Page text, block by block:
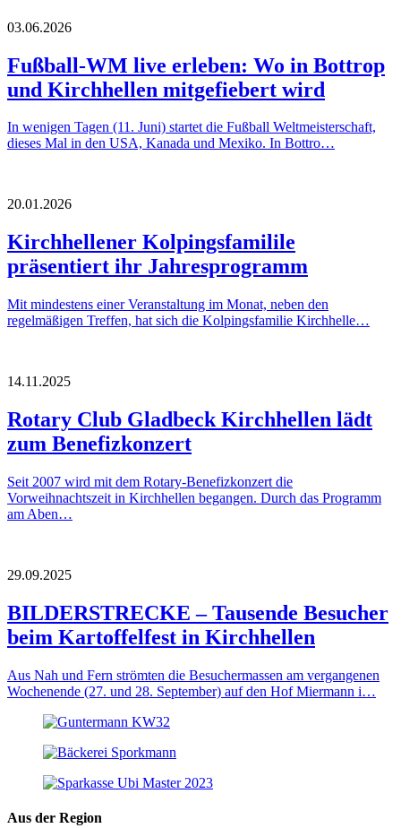
03.06.2026
Fußball-WM live erleben: Wo in Bottrop
und Kirchhellen mitgefiebert wird
In wenigen Tagen (11. Juni) startet die Fußball Weltmeisterschaft,
dieses Mal in den USA, Kanada und Mexiko. In Bottro…
20.01.2026
Kirchhellener Kolpingsfamilile
präsentiert ihr Jahresprogramm
Mit mindestens einer Veranstaltung im Monat, neben den
regelmäßigen Treffen, hat sich die Kolpingsfamilie Kirchhelle…
14.11.2025
Rotary Club Gladbeck Kirchhellen lädt
zum Benefizkonzert
Seit 2007 wird mit dem Rotary-Benefizkonzert die
Vorweihnachtszeit in Kirchhellen begangen. Durch das Programm
am Aben…
29.09.2025
BILDERSTRECKE – Tausende Besucher
beim Kartoffelfest in Kirchhellen
Aus Nah und Fern strömten die Besuchermassen am vergangenen
Wochenende (27. und 28. September) auf den Hof Miermann i…
Aus der Region